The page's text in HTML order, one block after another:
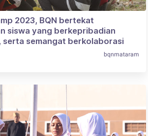
2023, BQN bertekat
siswa yang berkepribadian
serta semangat berkolaborasi
bqnmataram